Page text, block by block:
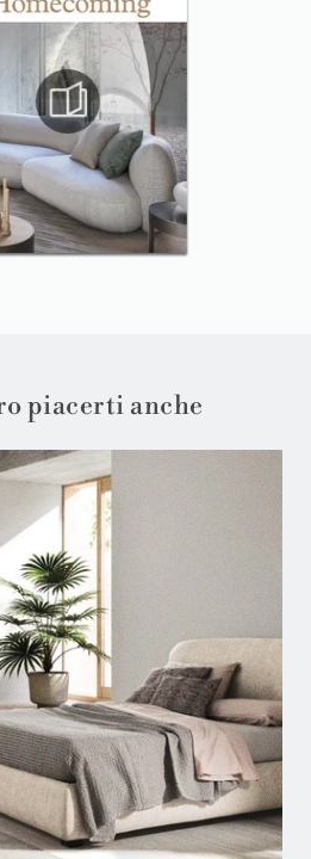
piacerti anche